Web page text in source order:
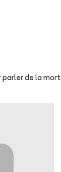
parler de la mort